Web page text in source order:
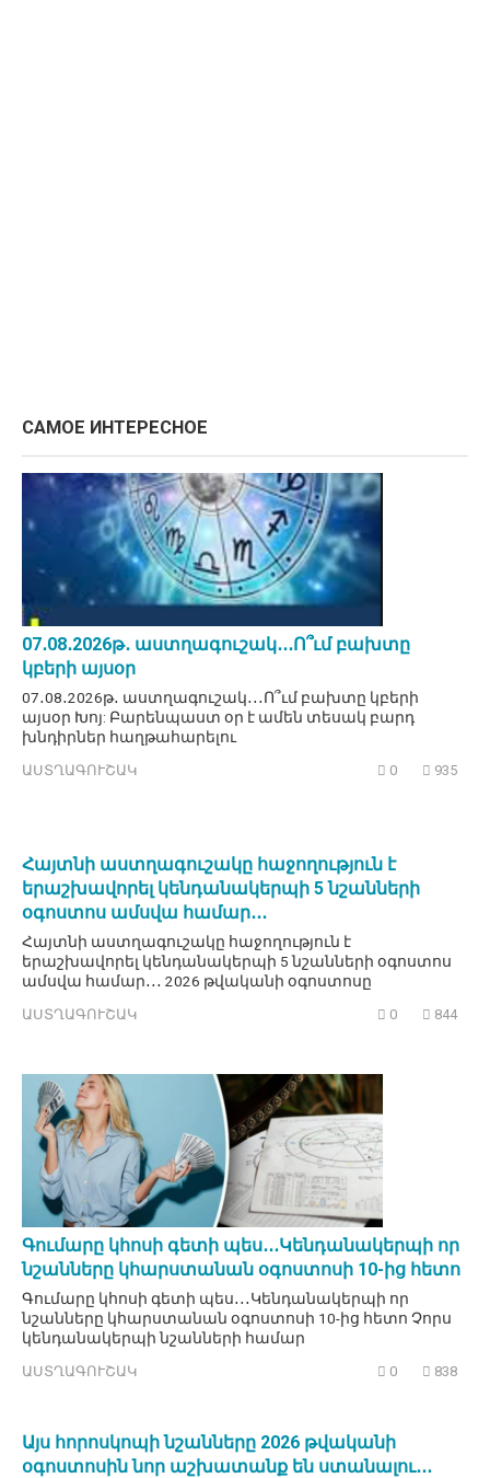
САМОЕ ИНТЕРЕСНОЕ
07․08․2026թ․ աստղագուշակ․․․Ո՞ւմ բախտը
կբերի այսօր
07․08․2026թ․ աստղագուշակ․․․Ո՞ւմ բախտը կբերի
այսօր Խոյ: Բարենպաստ օր է ամեն տեսակ բարդ
խնդիրներ հաղթահարելու
ԱՍՏՂԱԳՈՒՇԱԿ 0 935
Հայտնի աստղագուշակը հաջողություն է
երաշխավորել կենդանակերպի 5 նշանների
օգոստոս ամսվա համար․․․
Հայտնի աստղագուշակը հաջողություն է
երաշխավորել կենդանակերպի 5 նշանների օգոստոս
ամսվա համար․․․ 2026 թվականի օգոստոսը
ԱՍՏՂԱԳՈՒՇԱԿ 0 844
Գումարը կհոսի գետի պես․․․Կենդանակերպի որ
նշանները կհարստանան օգոստոսի 10-ից հետո
Գումարը կհոսի գետի պես․․․Կենդանակերպի որ
նշանները կհարստանան օգոստոսի 10-ից հետո Չորս
կենդանակերպի նշանների համար
ԱՍՏՂԱԳՈՒՇԱԿ 0 838
Այս հորոսկոպի նշանները 2026 թվականի
օգոստոսին նոր աշխատանք են ստանալու․․․